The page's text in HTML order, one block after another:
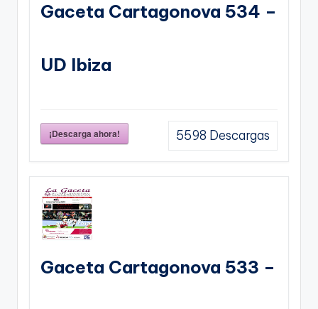
Gaceta Cartagonova 534 –
UD Ibiza
¡Descarga ahora! 5598 Descargas
Gaceta Cartagonova 533 –